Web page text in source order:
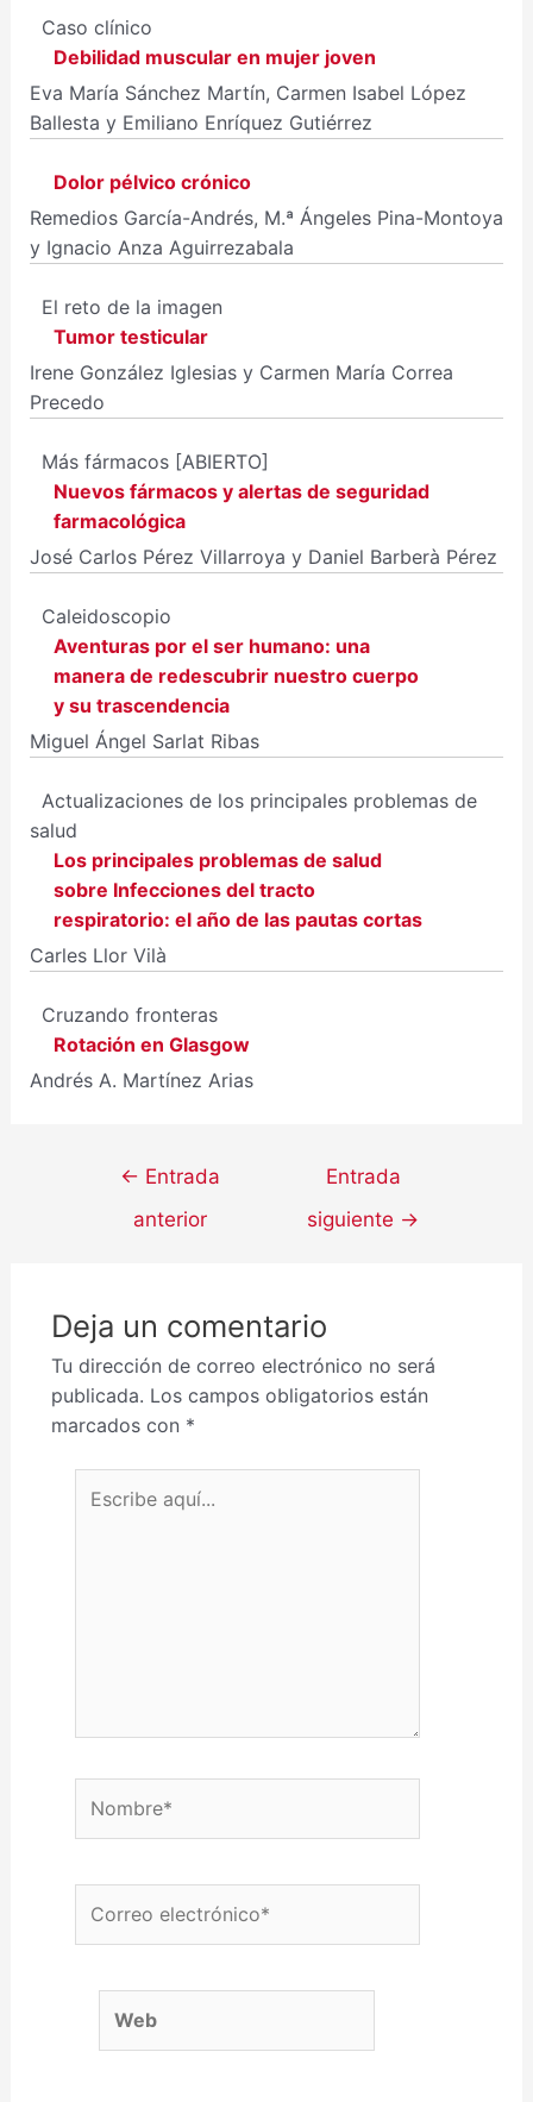
Caso clínico
Debilidad muscular en mujer joven
Eva María Sánchez Martín, Carmen Isabel López
Ballesta y Emiliano Enríquez Gutiérrez
Dolor pélvico crónico
Remedios García-Andrés, M.ª Ángeles Pina-Montoya
y Ignacio Anza Aguirrezabala
El reto de la imagen
Tumor testicular
Irene González Iglesias y Carmen María Correa
Precedo
Más fármacos [ABIERTO]
Nuevos fármacos y alertas de seguridad
farmacológica
José Carlos Pérez Villarroya y Daniel Barberà Pérez
Caleidoscopio
Aventuras por el ser humano: una
manera de redescubrir nuestro cuerpo
y su trascendencia
Miguel Ángel Sarlat Ribas
Actualizaciones de los principales problemas de
salud
Los principales problemas de salud
sobre Infecciones del tracto
respiratorio: el año de las pautas cortas
Carles Llor Vilà
Cruzando fronteras
Rotación en Glasgow
Andrés A. Martínez Arias
← Entrada
anterior
Entrada
siguiente →
Deja un comentario
Tu dirección de correo electrónico no será
publicada. Los campos obligatorios están
marcados con *